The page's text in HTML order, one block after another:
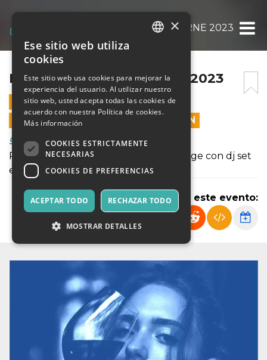
NOTTE DELLE LANTERNE 2023
NOTTE DELLE LANTERNE 2023
31 AGOSTO 2023 - 21:00
LAS VENTAS EN LÍNEA TERMINARON
Comida y Bebidas
Percorso degustativo di food & beverage con dj set
e live music
Compartir este evento:
SPANISH
×
Ese sitio web utiliza
cookies
Este sitio web usa cookies para mejorar la
experiencia del usuario. Al utilizar nuestro
sitio web, usted acepta todas las cookies de
acuerdo con nuestra Política de cookies.
Más información
COOKIES ESTRICTAMENTE
NECESARIAS
COOKIES DE PREFERENCIAS
ACEPTAR TODO RECHAZAR TODO
MOSTRAR DETALLES
Cookies de preferencias
Las cookies estrictamente necesarias permiten
la funcionalidad principal del sitio web, como
el inicio de sesión de usuario y la gestión de
cuentas. El sitio web no se puede utilizar
correctamente sin las cookies estrictamente
necesarias.